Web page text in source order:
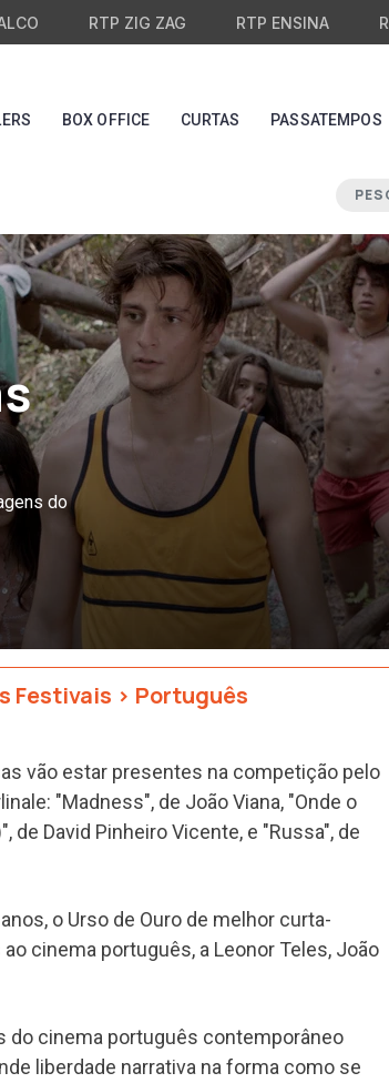
RTP ZIG ZAG RTP ENSINA
BOX OFFICE CURTAS PASSATEMPOS
do
Festivais > Português
vão estar presentes na competição pelo
"Madness", de João Viana, "Onde o
de David Pinheiro Vicente, e "Russa", de
o Urso de Ouro de melhor curta-
cinema português, a Leonor Teles, João
do cinema português contemporâneo
liberdade narrativa na forma como se